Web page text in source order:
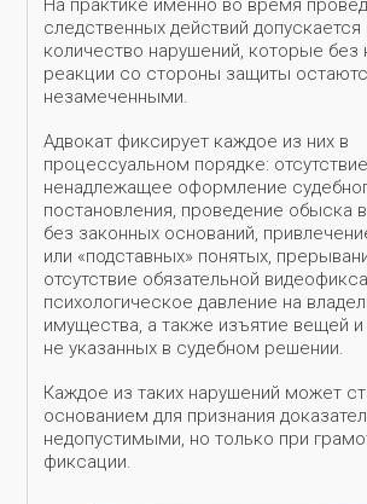
На практике именно во время
следственных действий
количество нарушений, которые
реакции со стороны защиты
незамеченными.
Адвокат фиксирует каждое из них в
процессуальном порядке:
ненадлежащее оформление
постановления, проведение обыска
без законных оснований,
или «подставных» понятых,
отсутствие обязательной
психологическое давление на
имущества, а также изъятие вещей и
не указанных в судебном решении.
Каждое из таких нарушений может
основанием для признания
недопустимыми, но только при
фиксации.